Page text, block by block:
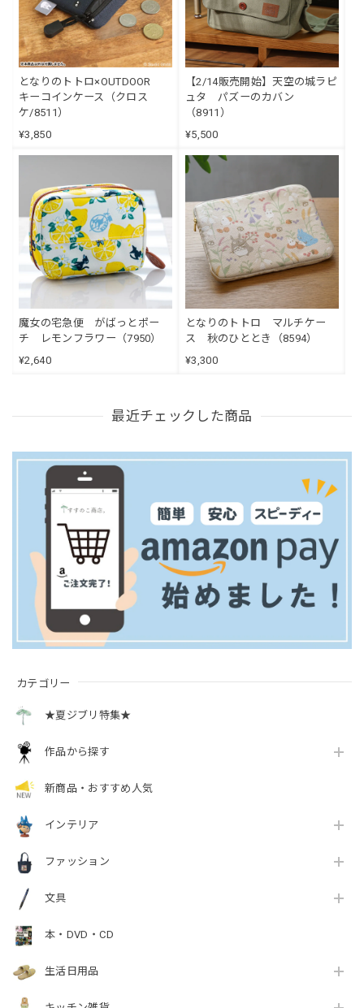
カテゴリー
★夏ジブリ特集★
作品から探す
新商品・おすすめ人気
インテリア
ファッション
文具
本・DVD・CD
生活日用品
となりのトトロ×OUTDOOR
キーコインケース（クロス
ケ/8511）
¥3,850
【2/14販売開始】天空の城ラピ
ュタ パズーのカバン
（8911）
¥5,500
魔女の宅急便 がばっとポー
チ レモンフラワー（7950）
¥2,640
となりのトトロ マルチケー
ス 秋のひととき（8594）
¥3,300
最近チェックした商品